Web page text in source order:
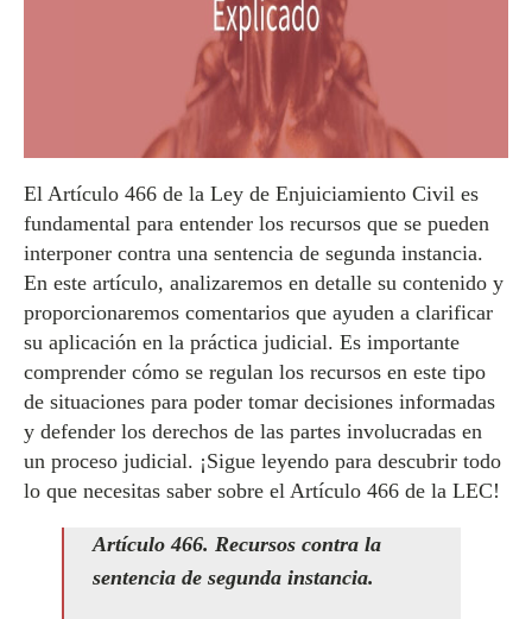
El Artículo 466 de la Ley de Enjuiciamiento Civil es
fundamental para entender los recursos que se pueden
interponer contra una sentencia de segunda instancia.
En este artículo, analizaremos en detalle su contenido y
proporcionaremos comentarios que ayuden a clarificar
su aplicación en la práctica judicial. Es importante
comprender cómo se regulan los recursos en este tipo
de situaciones para poder tomar decisiones informadas
y defender los derechos de las partes involucradas en
un proceso judicial. ¡Sigue leyendo para descubrir todo
lo que necesitas saber sobre el Artículo 466 de la LEC!
Artículo 466. Recursos contra la
sentencia de segunda instancia.